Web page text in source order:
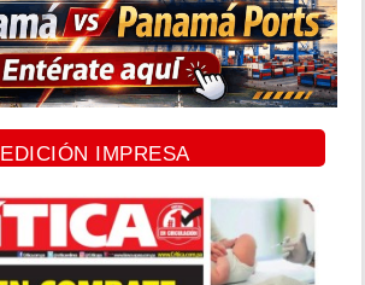
EDICIÓN IMPRESA